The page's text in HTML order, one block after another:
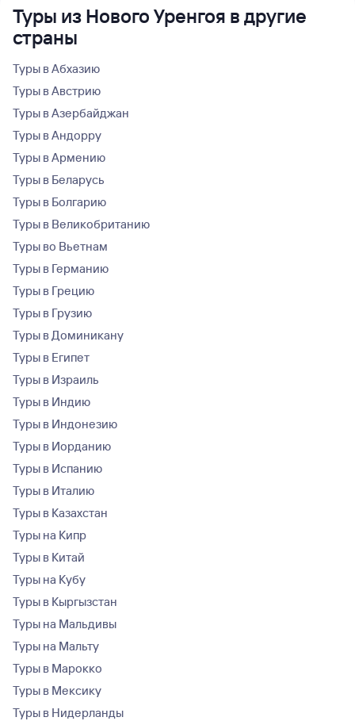
Туры из Нового Уренгоя в другие
страны
Туры в Абхазию
Туры в Австрию
Туры в Азербайджан
Туры в Андорру
Туры в Армению
Туры в Беларусь
Туры в Болгарию
Туры в Великобританию
Туры во Вьетнам
Туры в Германию
Туры в Грецию
Туры в Грузию
Туры в Доминикану
Туры в Египет
Туры в Израиль
Туры в Индию
Туры в Индонезию
Туры в Иорданию
Туры в Испанию
Туры в Италию
Туры в Казахстан
Туры на Кипр
Туры в Китай
Туры на Кубу
Туры в Кыргызстан
Туры на Мальдивы
Туры на Мальту
Туры в Марокко
Туры в Мексику
Туры в Нидерланды